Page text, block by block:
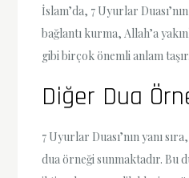
İslam’da, 7 Uyurlar
bağlantı kurma, Allah’a
gibi birçok önemli anlam taşır.
Diğer Dua
7 Uyurlar Duası’nın yanı
dua örneği sunmaktadır. Bu